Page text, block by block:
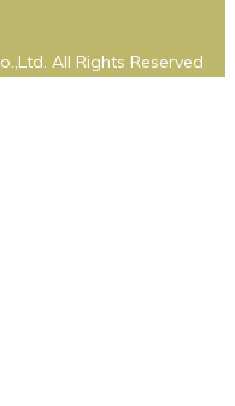
All Rights Reserved